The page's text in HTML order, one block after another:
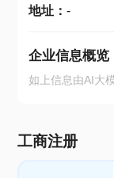
地址： -
企业信息概览
如上信息由AI大
工商注册